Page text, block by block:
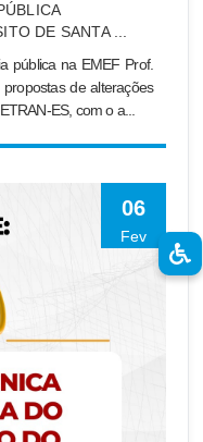
DE SANTA ...
pública na EMEF Prof.
de alterações
ES, com o a...
06
Fev